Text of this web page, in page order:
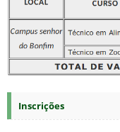
Inscrições